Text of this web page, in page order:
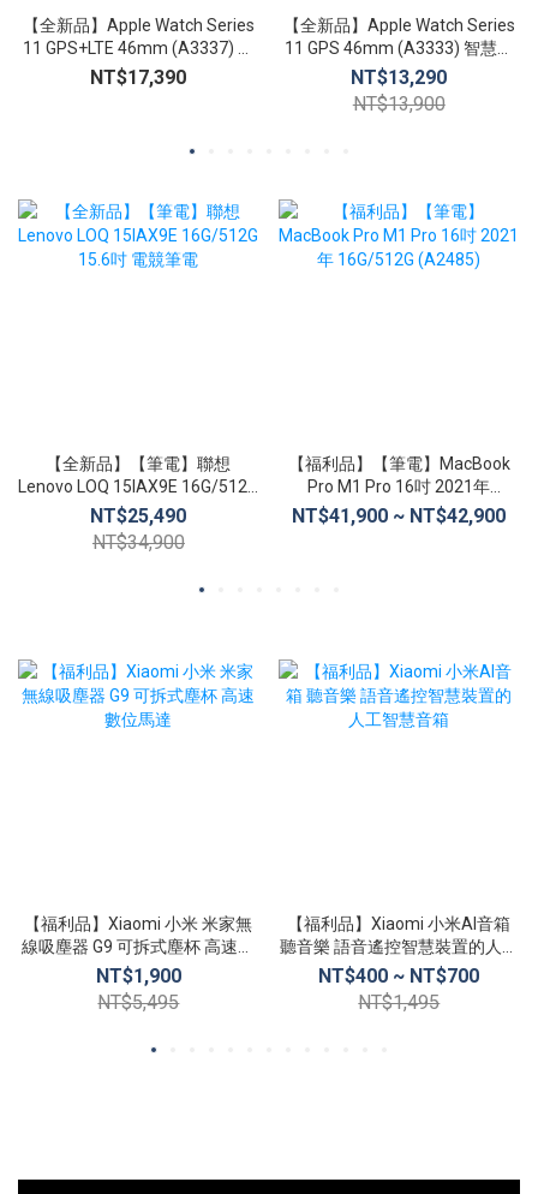
【全新品】Apple Watch Series
11 GPS+LTE 46mm (A3337) 智
慧手錶 心臟健康通知 生命徵象
睡眠追蹤
NT$17,390
【全新品】Apple Watch Series
11 GPS 46mm (A3333) 智慧手
錶 心臟健康通知 生命徵象 睡眠
追蹤
NT$13,290
NT$13,900
【全新品】【筆電】聯想
Lenovo LOQ 15IAX9E 16G/512G
15.6吋 電競筆電
NT$25,490
NT$34,900
【福利品】【筆電】MacBook
Pro M1 Pro 16吋 2021年
16G/512G (A2485)
NT$41,900 ~ NT$42,900
【福利品】Xiaomi 小米 米家無
線吸塵器 G9 可拆式塵杯 高速數
位馬達
NT$1,900
NT$5,495
【福利品】Xiaomi 小米AI音箱
聽音樂 語音遙控智慧裝置的人工
智慧音箱
NT$400 ~ NT$700
NT$1,495